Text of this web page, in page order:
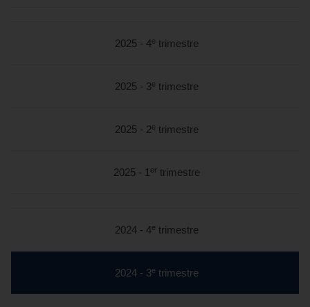
2025 - 4e trimestre
2025 - 3e trimestre
2025 - 2e trimestre
2025 - 1 er trimestre
2024 - 4e trimestre
2024 - 3e trimestresection